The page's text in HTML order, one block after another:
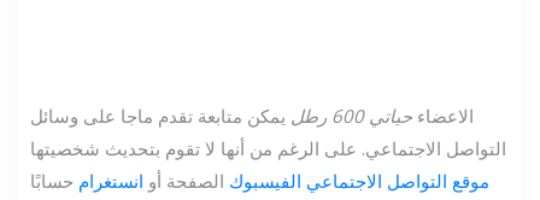
الاعضاء حياتي 600 رطل
يمكن متابعة تقدم ماجا على وسائل
التواصل الاجتماعي. على الرغم من أنها لا تقوم بتحديث شخصيتها
موقع التواصل الاجتماعي الفيسبوك الصفحة أو انستغرام حسابًا